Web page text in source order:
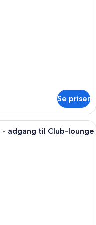
Se priser
med to senge, et
adgang til Club-lounge